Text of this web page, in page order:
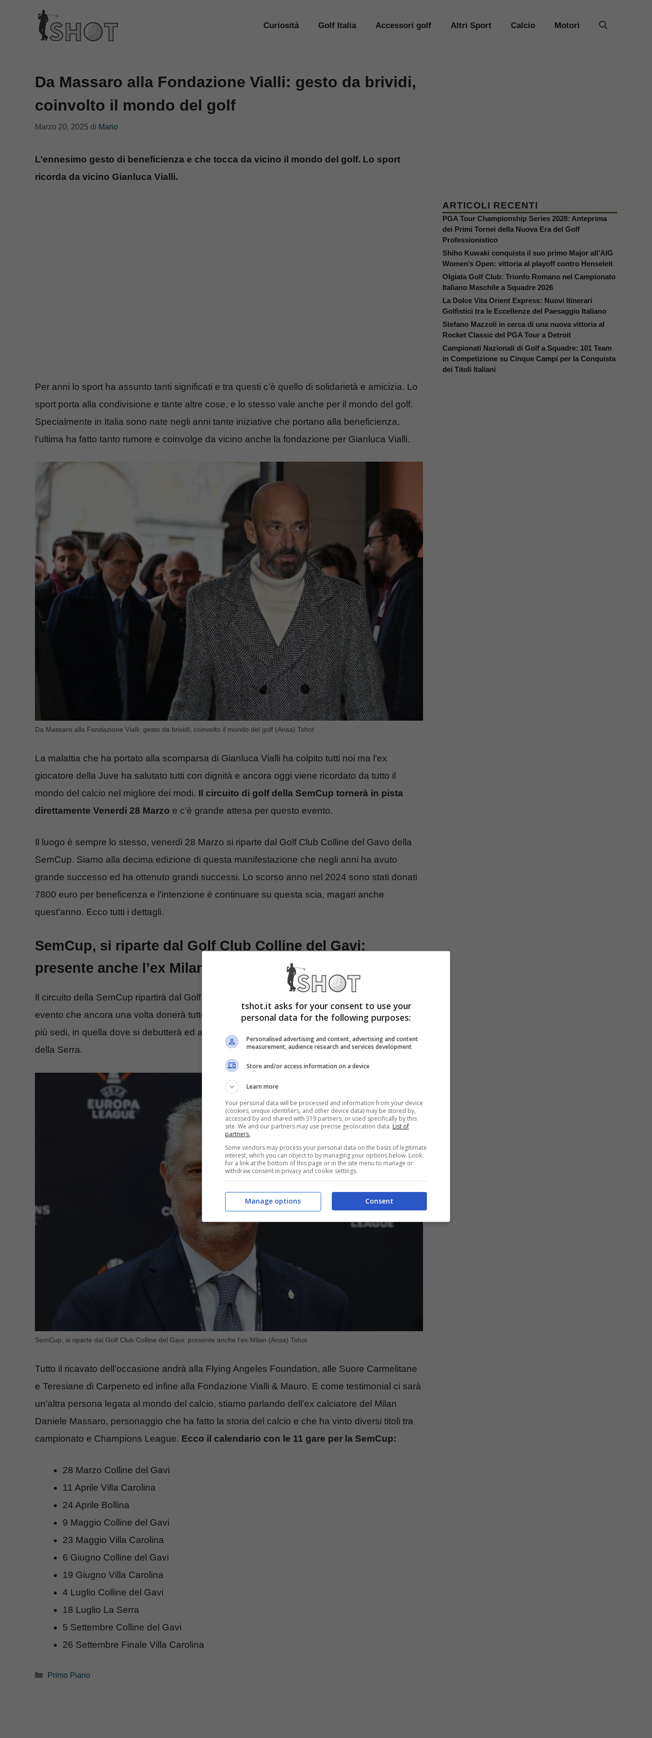
contenuto
Curiosità Golf Italia Accessori golf Altri Sport Calcio Motori
Da Massaro alla Fondazione Vialli: gesto da brividi,
coinvolto il mondo del golf
Marzo 20, 2025 di Mario
L’ennesimo gesto di beneficienza e che tocca da vicino il mondo del golf. Lo sport
ricorda da vicino Gianluca Vialli.
Per anni lo sport ha assunto tanti significati e tra questi c’è quello di solidarietà e amicizia. Lo
sport porta alla condivisione e tante altre cose, e lo stesso vale anche per il mondo del golf.
Specialmente in Italia sono nate negli anni tante iniziative che portano alla beneficienza,
l’ultima ha fatto tanto rumore e coinvolge da vicino anche la fondazione per Gianluca Vialli.
Da Massaro alla Fondazione Vialli: gesto da brividi, coinvolto il mondo del golf (Ansa) Tshot
La malattia che ha portato alla scomparsa di Gianluca Vialli ha colpito tutti noi ma l’ex
giocatore della Juve ha salutato tutti con dignità e ancora oggi viene ricordato da tutto il
mondo del calcio nel migliore dei modi. Il circuito di golf della SemCup tornerà in pista
direttamente Venerdi 28 Marzo e c’è grande attesa per questo evento.
Il luogo è sempre lo stesso, venerdi 28 Marzo si riparte dal Golf Club Colline del Gavo della
SemCup. Siamo alla decima edizione di questa manifestazione che negli anni ha avuto
grande successo ed ha ottenuto grandi successi. Lo scorso anno nel 2024 sono stati donati
7800 euro per beneficenza e l’intenzione è continuare su questa scia, magari anche
quest’anno. Ecco tutti i dettagli.
SemCup, si riparte dal Golf Club Colline del Gavi:
presente anche l’ex Milan
Il circuito della SemCup ripartirà dal Golf Club Colline del Gavi e c’è grande attesa per questo
evento che ancora una volta donerà tutto in beneficenza. Questa competizione si giocherà in
più sedi, in quella dove si debutterà ed anche nel Golf Club di Villa Carolina, della Bollina e
della Serra.
SemCup, si riparte dal Golf Club Colline del Gavi: presente anche l’ex Milan (Ansa) Tshot
Tutto il ricavato dell’occasione andrà alla Flying Angeles Foundation, alle Suore Carmelitane
e Teresiane di Carpeneto ed infine alla Fondazione Vialli & Mauro. E come testimonial ci sarà
un’altra persona legata al mondo del calcio, stiamo parlando dell’ex calciatore del Milan
Daniele Massaro, personaggio che ha fatto la storia del calcio e che ha vinto diversi titoli tra
campionato e Champions League. Ecco il calendario con le 11 gare per la SemCup:
28 Marzo Colline del Gavi
11 Aprile Villa Carolina
24 Aprile Bollina
9 Maggio Colline del Gavi
23 Maggio Villa Carolina
6 Giugno Colline del Gavi
19 Giugno Villa Carolina
4 Luglio Colline del Gavi
18 Luglio La Serra
5 Settembre Colline del Gavi
26 Settembre Finale Villa Carolina
Categorie
Primo Piano
ARTICOLI RECENTI
PGA Tour Championship Series 2028: Anteprima
dei Primi Tornei della Nuova Era del Golf
Professionistico
Shiho Kuwaki conquista il suo primo Major all’AIG
Women’s Open: vittoria al playoff contro Henseleit
Olgiata Golf Club: Trionfo Romano nel Campionato
Italiano Maschile a Squadre 2026
La Dolce Vita Orient Express: Nuovi Itinerari
Golfistici tra le Eccellenze del Paesaggio Italiano
Stefano Mazzoli in cerca di una nuova vittoria al
Rocket Classic del PGA Tour a Detroit
Campionati Nazionali di Golf a Squadre: 101 Team
in Competizione su Cinque Campi per la Conquista
dei Titoli Italiani
tshot.it asks for your consent to use your
personal data for the following purposes:
Personalised advertising and content, advertising and content
measurement, audience research and services development
Store and/or access information on a device
Learn more
Your personal data will be processed and information from your device
(cookies, unique identifiers, and other device data) may be stored by,
accessed by and shared with 319 partners, or used specifically by this
site. We and our partners may use precise geolocation data. List of
partners.
Some vendors may process your personal data on the basis of legitimate
interest, which you can object to by managing your options below. Look
for a link at the bottom of this page or in the site menu to manage or
withdraw consent in privacy and cookie settings.
Consent
Manage options